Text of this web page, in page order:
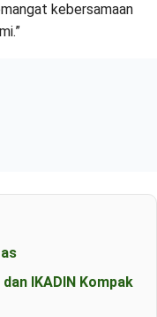
kebersamaan
IKADIN Kompak